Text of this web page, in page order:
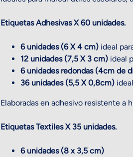
Etiquetas Adhesivas X 60 unidades.
6 unidades (6 X 4 cm)ideal
12 unidades (7,5 X 3 cm)ideal
6 unidades redondas (4cm de
36 unidades (5,5 X 0,8cm)ideal
Elaboradas en adhesivo resistente a
Etiquetas Textiles X 35 unidades.
6 unidades (8 x 3,5 cm)